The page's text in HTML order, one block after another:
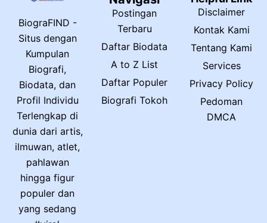
BiograFIND -
Situs dengan
Kumpulan
Biografi,
Biodata, dan
Profil Individu
Terlengkap di
dunia dari artis,
ilmuwan, atlet,
pahlawan
hingga figur
populer dan
yang sedang
Postingan
Terbaru
Daftar Biodata
A to Z List
Daftar Populer
Biografi Tokoh
Disclaimer
Kontak Kami
Tentang Kami
Services
Privacy Policy
Pedoman
DMCA